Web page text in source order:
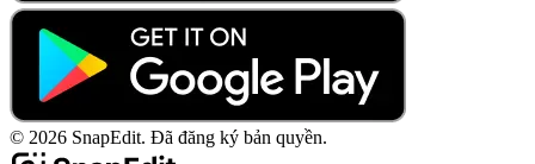
© 2026 SnapEdit. Đã đăng ký bản quyền.